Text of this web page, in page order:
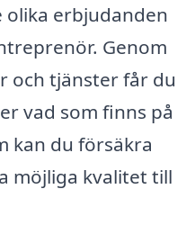
erbjudanden
Genom
och tjänster får du
vad som finns på
kan du försäkra
möjliga kvalitet till